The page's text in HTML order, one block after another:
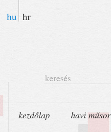
hu hr
keresés
kezdőlap havi műsor